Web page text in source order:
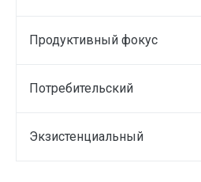
Продуктивный фокус
Потребительский
Экзистенциальный